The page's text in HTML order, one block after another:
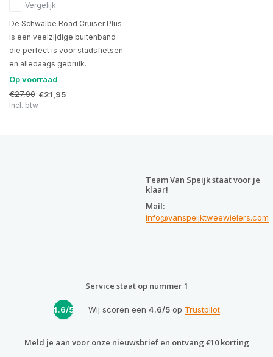
Vergelijk
De Schwalbe Road Cruiser Plus
is een veelzijdige buitenband
die perfect is voor stadsfietsen
en alledaags gebruik.
Op voorraad
€27,90 €21,95
Incl. btw
Team Van Speijk staat voor je
klaar!
Mail:
info@vanspeijktweewielers.com
Service staat op nummer 1
4.6/5 Wij scoren een 4.6/5op Trustpilot
Meld je aan voor onze nieuwsbrief en ontvang €10 korting